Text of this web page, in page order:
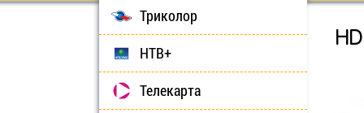
Триколор
НТВ+
Телекарта